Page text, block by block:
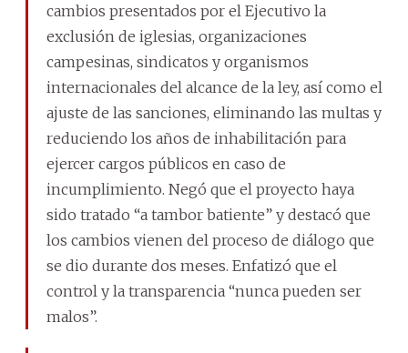
cambios presentados por el Ejecutivo la
exclusión de iglesias, organizaciones
campesinas, sindicatos y organismos
internacionales del alcance de la ley, así como el
ajuste de las sanciones, eliminando las multas y
reduciendo los años de inhabilitación para
ejercer cargos públicos en caso de
incumplimiento. Negó que el proyecto haya
sido tratado “a tambor batiente” y destacó que
los cambios vienen del proceso de diálogo que
se dio durante dos meses. Enfatizó que el
control y la transparencia “nunca pueden ser
malos”.